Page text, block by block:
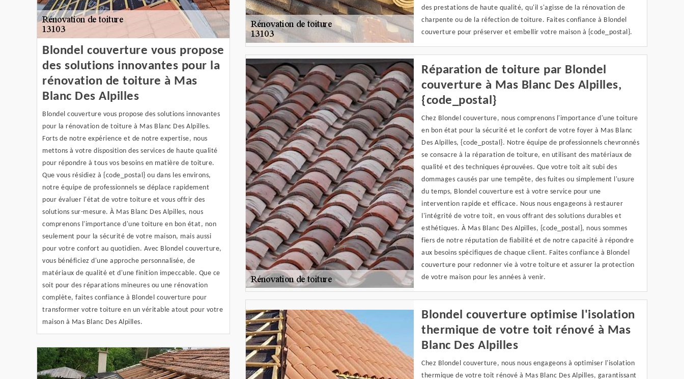
Blondel couverture vous propose
des solutions innovantes pour la
rénovation de toiture à Mas
Blanc Des Alpilles
Blondel couverture vous propose des solutions innovantes
pour la rénovation de toiture à Mas Blanc Des Alpilles.
Forts de notre expérience et de notre expertise, nous
mettons à votre disposition des services de haute qualité
pour répondre à tous vos besoins en matière de toiture.
Que vous résidiez à {code_postal} ou dans les environs,
notre équipe de professionnels se déplace rapidement
pour évaluer l'état de votre toiture et vous offrir des
solutions sur-mesure. À Mas Blanc Des Alpilles, nous
comprenons l'importance d'une toiture en bon état, non
seulement pour la sécurité de votre maison, mais aussi
pour votre confort au quotidien. Avec Blondel couverture,
vous bénéficiez d'une approche personnalisée, de
matériaux de qualité et d'une finition impeccable. Que ce
soit pour des réparations mineures ou une rénovation
complète, faites confiance à Blondel couverture pour
transformer votre toiture en un véritable atout pour votre
maison à Mas Blanc Des Alpilles.
des prestations de haute qualité, qu'il s'agisse de la rénovation de
charpente ou de la réfection de toiture. Faites confiance à Blondel
couverture pour préserver et embellir votre maison à {code_postal}.
Réparation de toiture par Blondel
couverture à Mas Blanc Des Alpilles,
{code_postal}
Chez Blondel couverture, nous comprenons l'importance d'une toiture
en bon état pour la sécurité et le confort de votre foyer à Mas Blanc
Des Alpilles, {code_postal}. Notre équipe de professionnels chevronnés
se consacre à la réparation de toiture, en utilisant des matériaux de
qualité et des techniques éprouvées. Que votre toit ait subi des
dommages causés par une tempête, des fuites ou simplement l'usure
du temps, Blondel couverture est à votre service pour une
intervention rapide et efficace. Nous nous engageons à restaurer
l'intégrité de votre toit, en vous offrant des solutions durables et
esthétiques. À Mas Blanc Des Alpilles, {code_postal}, nous sommes
fiers de notre réputation de fiabilité et de notre capacité à répondre
aux besoins spécifiques de chaque client. Faites confiance à Blondel
couverture pour redonner vie à votre toiture et assurer la protection
de votre maison pour les années à venir.
Blondel couverture optimise l'isolation
thermique de votre toit rénové à Mas
Blanc Des Alpilles
Chez Blondel couverture, nous nous engageons à optimiser l'isolation
thermique de votre toit rénové à Mas Blanc Des Alpilles, garantissant